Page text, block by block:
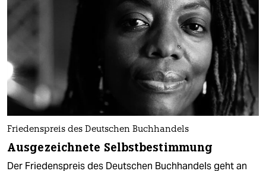
Friedenspreis des Deutschen Buchhandels
Ausgezeichnete Selbstbestimmung
Der Friedenspreis des Deutschen Buchhandels geht an